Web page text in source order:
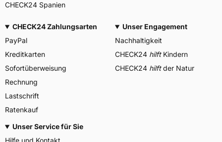
CHECK24 Spanien
CHECK24 Zahlungsarten
PayPal
Kreditkarten
Sofortüberweisung
Rechnung
Lastschrift
Ratenkauf
Unser Engagement
Nachhaltigkeit
CHECK24 hilftKindern
CHECK24 hilftder Natur
Unser Service für Sie